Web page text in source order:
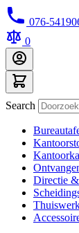
076-
0
Search
Directie